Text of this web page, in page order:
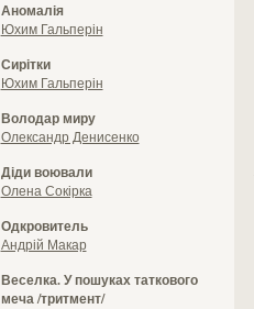
Аномалія
Юхим Гальперін
Сирітки
Юхим Гальперін
Володар миру
Олександр Денисенко
Діди воювали
Олена Сокірка
Одкровитель
Андрій Макар
Веселка. У пошуках таткового
меча /тритмент/